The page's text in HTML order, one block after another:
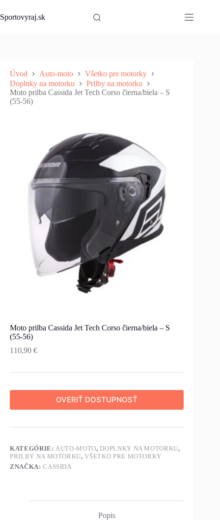
to
content
Sportovyraj.sk
Úvod Auto-moto
Všetko pre motorky
Doplnky na motorku
Prilby na motorku
Moto prilba Cassida Jet Tech Corso čierna/biela – S
(55-56)
Moto prilba Cassida Jet Tech Corso čierna/biela – S
(55-56)
110,90 €
OVERIŤ DOSTUPNOSŤ
KATEGÓRIE: AUTO-MOTO,DOPLNKY NA MOTORKU,
PRILBY NA MOTORKU,VŠETKO PRE MOTORKY
ZNAČKA:CASSIDA
Popis